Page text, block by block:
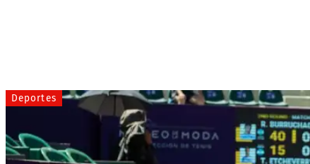
Deportes